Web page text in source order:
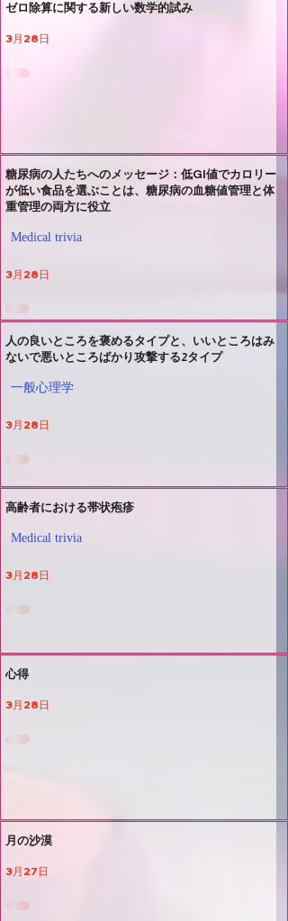
ゼロ除算に関する新しい数学的試み
3月28日
糖尿病の人たちへのメッセージ：低GI値でカロリー
が低い食品を選ぶことは、糖尿病の血糖値管理と体
重管理の両方に役立
Medical trivia
3月28日
人の良いところを褒めるタイプと、いいところはみ
ないで悪いところばかり攻撃する2タイプ
一般心理学
3月28日
高齢者における帯状疱疹
Medical trivia
3月28日
心得
3月28日
月の沙漠
3月27日